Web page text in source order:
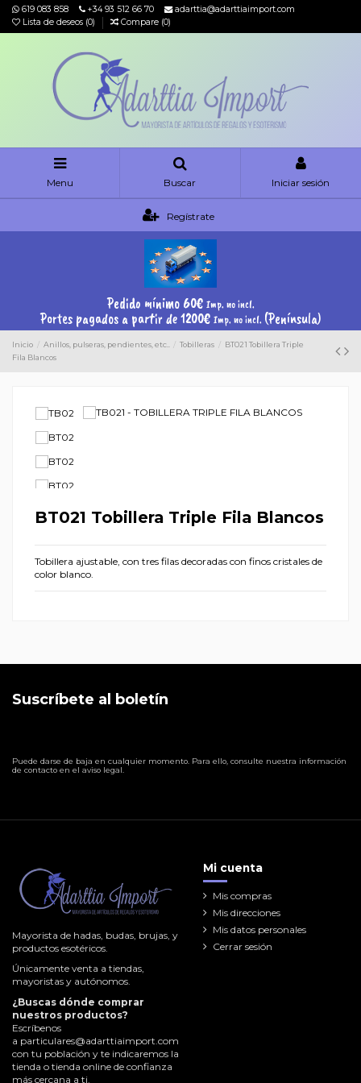
619 083 858 +34 93 512 66 70
adarttia@adarttiaimport.com
Lista de deseos (0) Compare (0)
Menu Buscar Iniciar sesión
Regístrate
Pedido mínimo 60€ Imp. no incl.
Portes pagados a partir de 1200€ Imp. no incl. (Península)
Inicio Anillos, pulseras, pendientes, etc.. Tobilleras
BT021 Tobillera Triple
Fila Blancos
BT021 Tobillera Triple Fila Blancos
Tobillera ajustable, con tres filas decoradas con finos cristales de
color blanco.
Suscríbete al boletín
Puede darse de baja en cualquier momento. Para ello, consulte nuestra información
de contacto en el aviso legal.
Mayorista de hadas, budas, brujas, y
productos esotéricos.
Únicamente venta a tiendas,
mayoristas y autónomos.
¿Buscas dónde comprar
nuestros productos?
Escríbenos
a particulares@adarttiaimport.com
con tu población y te indicaremos la
tienda o tienda online de confianza
más cercana a ti.
Mi cuenta
Mis compras
Mis direcciones
Mis datos personales
Cerrar sesión